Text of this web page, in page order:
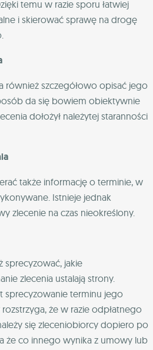
temu w razie sporu łatwiej
i skierować sprawę na drogę
również szczegółowo opisać jego
da się bowiem obiektywnie
dołożył należytej staranności
także informację o terminie, w
Istnieje jednak
zlecenie na czas nieokreślony.
sprecyzować, jakie
zlecenia ustalają strony.
sprecyzowanie terminu jego
że w razie odpłatnego
się zleceniobiorcy dopiero po
że co innego wynika z umowy lub